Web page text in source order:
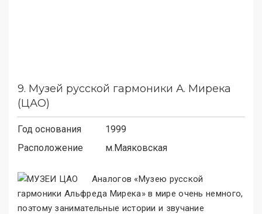
9. Музей русской гармоники А. Мирека
(ЦАО)
Год основания
1999
Расположение
м.Маяковская
Аналогов «Музею русской
гармоники Альфреда Мирека»в мире очень немного,
поэтому занимательные истории и звучание